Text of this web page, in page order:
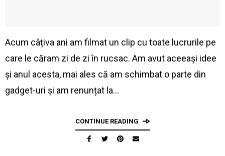
Acum câțiva ani am filmat un clip cu toate lucrurile pe
care le căram zi de zi în rucsac. Am avut aceeași idee
și anul acesta, mai ales că am schimbat o parte din
gadget-uri și am renunțat la…
CONTINUE READING